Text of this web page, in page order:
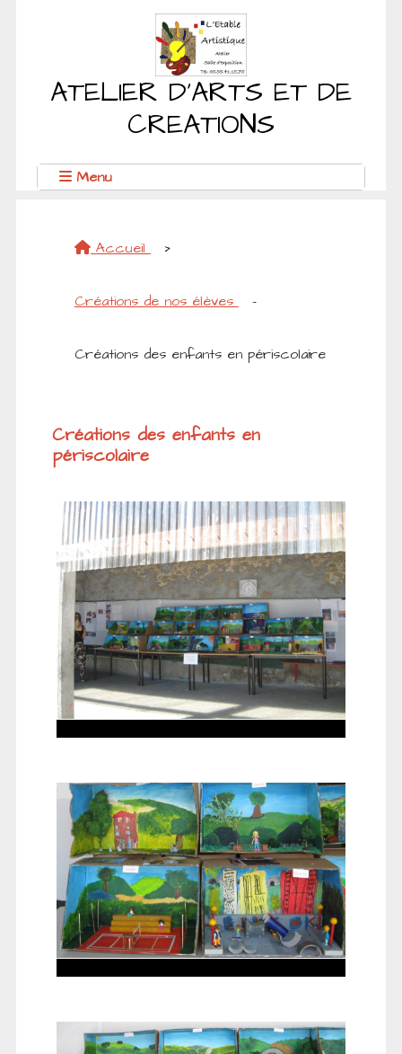
ATELIER D'ARTS ET DE
CREATIONS
Menu
Accueil >
Créations de nos élèves -
Créations des enfants en périscolaire
Créations des enfants en
périscolaire